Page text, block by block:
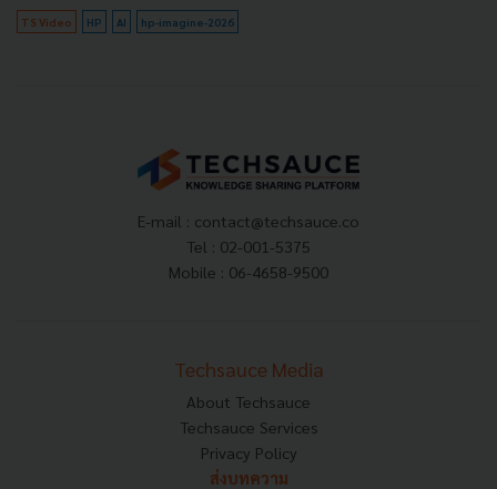
TS Video HP AI hp-imagine-2026
E-mail : contact@techsauce.co
Tel : 02-001-5375
Mobile : 06-4658-9500
Techsauce Media
About Techsauce
Techsauce Services
Privacy Policy
ส่งบทความ